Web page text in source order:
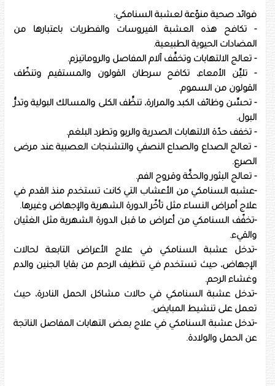
فوائد صحية منوّعة لعشبة السنامكي:
- تكافح هذه العشبة الفيروسات والفطريات باعتبارها من
المضادات الحيوية الطبيعية.
- تعالج الالتهابات وتخفِّف آلام المفاصل والروماتيزم.
- تليِّن الأمعاء، تكافح سرطان القولون والمستقيم وتنظّف
القولون من السموم.
- تحسِّن وظائف الكبد والمرارة، تنظِّف الكلى والمسالك البولية وتدرُّ
البول.
- تخفف حدّة الالتهابات الصدرية والربو وتطرد البلغم.
- تعالج الصداع والصداع النصفي والتشنجات العصبية عند مرضى
الصرع.
- تعالج البثور والحكَّة وقروح الفم.
-عشبه السنامكي من الأعشاب التي كانت تستخدم منذ القدم في
علاج أمراض النساء مثل تأخّر الدورة الشهرية والإجهاض وغيرها.
-تخفّف السنامكي من أعراض ما قبل الدورة الشهرية مثل الغثيان
والقيء.
-تدخل عشبة السنامكي في علاج الأعراض التابعة لحالات
الإجهاض، حيث تستخدم في تنظيف الرحم من بقايا الجنين والدم
وغشاء الرحم.
-تدخل عشبة السنامكي في حالات مشاكل الحمل النادرة، حيث
تعمل على تنشيط المبايض.
-تدخل عشبة السنامكي في علاج بعض التهابات المفاصل الناتجة
عن الحمل والولادة.